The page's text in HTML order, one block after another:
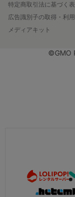
特定商取引法に基づく
広告識別子の取得・利用
メディアキット
©GMO